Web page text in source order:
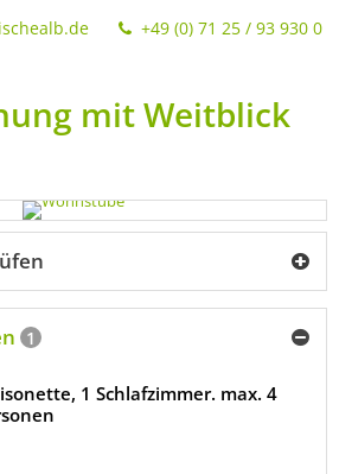
+49 (0) 71 25 / 93 930 0
mit Weitblick
1
1 Schlafzimmer. max. 4